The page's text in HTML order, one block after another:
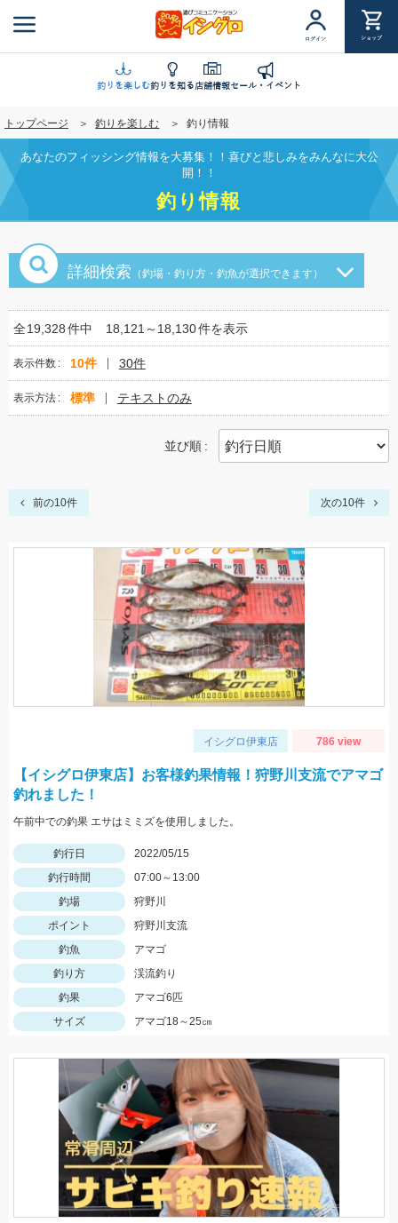
ン
に
移
動
ログイン ショップ
釣りを楽しむ釣りを知る店舗情報セール・イベント
トップページ 釣りを楽しむ 釣り情報
あなたのフィッシング情報を大募集！！喜びと悲しみをみんなに大公
開！！
釣り情報
詳細検索 （釣場・釣り方・釣魚が選択できます）
全19,328件中 18,121～18,130件を表示
表示件数 10件 30件
表示方法 標準 テキストのみ
並び順
前の10件 次の10件
イシグロ伊東店 786 view
【イシグロ伊東店】お客様釣果情報！狩野川支流でアマゴ
釣れました！
午前中での釣果 エサはミミズを使用しました。
釣行日
2022/05/15
釣行時間
07:00～13:00
釣場
狩野川
ポイント
狩野川支流
釣魚
アマゴ
釣り方
渓流釣り
釣果
アマゴ6匹
サイズ
アマゴ18～25㎝